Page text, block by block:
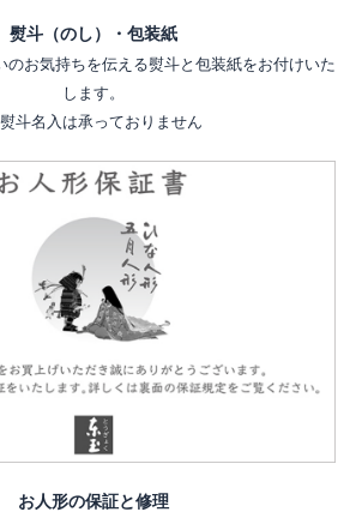
熨斗（のし）・包装紙
のお気持ちを伝える熨斗と包装紙をお付けいた
します。
斗名入は承っておりません
お人形の保証と修理